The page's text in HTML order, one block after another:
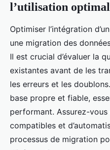
l’utilisation
Optimiser l’intégration
une migration des
Il est crucial d’évaluer la
existantes avant de les
les erreurs et les
base propre et fiable,
performant. Assurez-
compatibles et
processus de migration